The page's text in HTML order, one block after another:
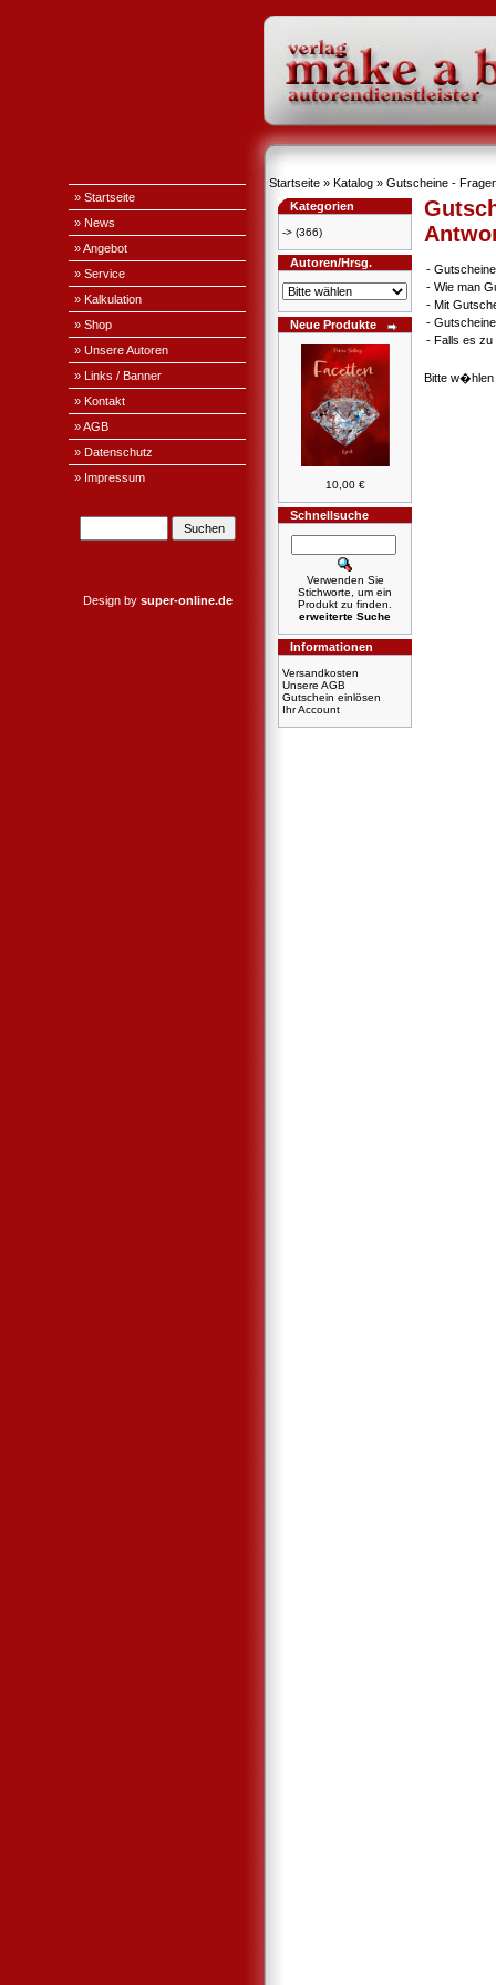
» Startseite
» News
» Angebot
» Service
» Kalkulation
» Shop
» Unsere Autoren
» Links / Banner
» Kontakt
» AGB
» Datenschutz
» Impressum
Design by super-online.de
Startseite » Katalog » Gutscheine -
Kategorien
-> (366)
Autoren/Hrsg.
Neue Produkte
10,00 €
Schnellsuche
Verwenden Sie
Stichworte, um ein
Produkt zu finden.
erweiterte Suche
Informationen
Versandkosten
Unsere AGB
Gutschein einlösen
Ihr Account
-
- Wie man
- Mit
-
- Falls es zu
Bitte w�hlen